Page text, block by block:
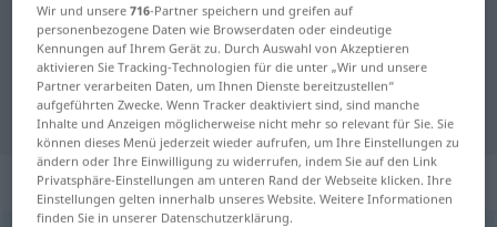
Deutsch-Türkisch Übersetzung für
"warum"
"warum" Türkisch Übersetzung
„warum“: Adverb
Wir und unsere716-Partner speichern und greifen auf
personenbezogene Daten wie Browserdaten oder eindeutige
Kennungen auf Ihrem Gerät zu. Durch Auswahl von Akzeptieren
aktivieren Sie Tracking-Technologien für die unter „Wir und unsere
Partner verarbeiten Daten, um Ihnen Dienste bereitzustellen“
aufgeführten Zwecke. Wenn Tracker deaktiviert sind, sind manche
Inhalte und Anzeigen möglicherweise nicht mehr so relevant für Sie. Sie
können dieses Menü jederzeit wieder aufrufen, um Ihre Einstellungen zu
ändern oder Ihre Einwilligung zu widerrufen, indem Sie auf den Link
Privatsphäre-Einstellungen am unteren Rand der Webseite klicken. Ihre
Einstellungen gelten innerhalb unseres Website. Weitere Informationen
finden Sie in unserer Datenschutzerklärung.